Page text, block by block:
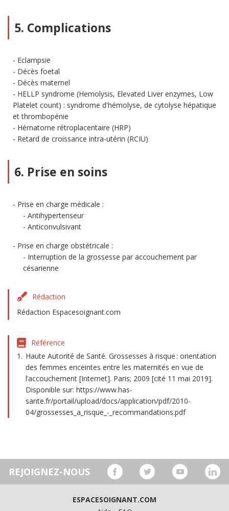
5. Complications
Eclampsie
Décès foetal
Décès maternel
HELLP syndrome (Hemolysis, Elevated Liver enzymes, Low
Platelet count) : syndrome d'hémolyse, de cytolyse hépatique
et thrombopénie
Hématome rétroplacentaire (HRP)
Retard de croissance intra-utérin (RCIU)
6. Prise en soins
Prise en charge médicale :
Antihypertenseur
Anticonvulsivant
Prise en charge obstétricale :
Interruption de la grossesse par accouchement par
césarienne
Rédaction
Rédaction Espacesoignant.com
Référence
Haute Autorité de Santé. Grossesses à risque : orientation
des femmes enceintes entre les maternités en vue de
l’accouchement [Internet]. Paris; 2009 [cité 11 mai 2019].
Disponible sur: https://www.has-
sante.fr/portail/upload/docs/application/pdf/2010-
04/grossesses_a_risque_-_recommandations.pdf
REJOIGNEZ-NOUS
ESPACESOIGNANT.COM